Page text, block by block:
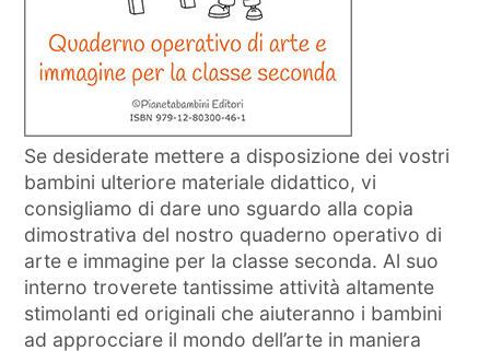
Se desiderate mettere a disposizione dei vostri
bambini ulteriore materiale didattico, vi
consigliamo di dare uno sguardo alla copia
dimostrativa del nostro quaderno operativo di
arte e immagine per la classe seconda. Al suo
interno troverete tantissime attività altamente
stimolanti ed originali che aiuteranno i bambini
ad approcciare il mondo dell’arte in maniera